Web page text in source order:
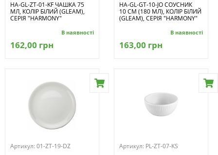
HA-GL-ZT-01-KF ЧАШКА 75
МЛ, КОЛІР БІЛИЙ (GLEAM),
СЕРІЯ "HARMONY"
В наявності
162,00 грн
HA-GL-GT-10-JO СОУСНИК
10 СМ (180 МЛ), КОЛІР БІЛИЙ
(GLEAM), СЕРІЯ "HARMONY"
В наявності
163,00 грн
Артикул: 01-ZT-19-DZ
Артикул: PL-ZT-07-KS